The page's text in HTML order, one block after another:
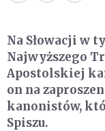
Na Słowacji w
Najwyższego
Apostolskiej
on na
kanonistów,
Spiszu.